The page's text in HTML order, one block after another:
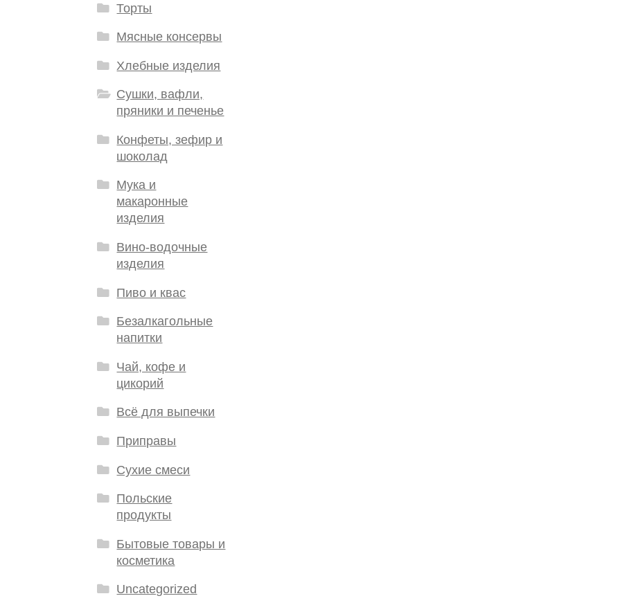
Торты
Мясные консервы
Хлебные изделия
Сушки, вафли,
пряники и печенье
Конфеты, зефир и
шоколад
Мука и
макаронные
изделия
Вино-водочные
изделия
Пиво и квас
Безалкагольные
напитки
Чай, кофе и
цикорий
Всё для выпечки
Приправы
Сухие смеси
Польские
продукты
Бытовые товары и
косметика
Uncategorized